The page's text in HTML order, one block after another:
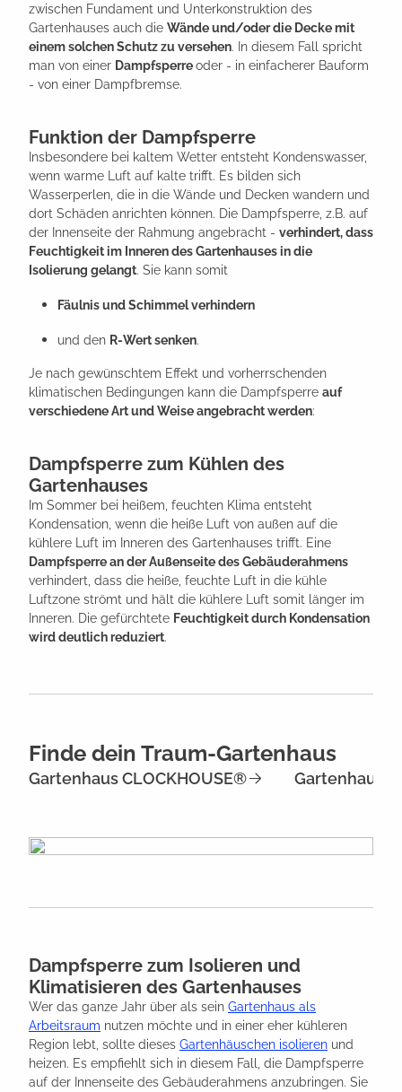
zwischen Fundament und Unterkonstruktion des
Gartenhauses auch die Wände und/oder die Decke mit
einem solchen Schutz zu versehen. In diesem Fall spricht
man von einer Dampfsperreoder - in einfacherer Bauform
- von einer Dampfbremse.
Funktion der Dampfsperre
Insbesondere bei kaltem Wetter entsteht Kondenswasser,
wenn warme Luft auf kalte trifft. Es bilden sich
Wasserperlen, die in die Wände und Decken wandern und
dort Schäden anrichten können. Die Dampfsperre, z.B. auf
der Innenseite der Rahmung angebracht - verhindert, dass
Feuchtigkeit im Inneren des Gartenhauses in die
Isolierung gelangt. Sie kann somit
Fäulnis und Schimmel verhindern
und den R-Wert senken.
Je nach gewünschtem Effekt und vorherrschenden
klimatischen Bedingungen kann die Dampfsperre auf
verschiedene Art und Weise angebracht werden:
Dampfsperre zum Kühlen des
Gartenhauses
Im Sommer bei heißem, feuchten Klima entsteht
Kondensation, wenn die heiße Luft von außen auf die
kühlere Luft im Inneren des Gartenhauses trifft. Eine
Dampfsperre an der Außenseite des Gebäuderahmens
verhindert, dass die heiße, feuchte Luft in die kühle
Luftzone strömt und hält die kühlere Luft somit länger im
Inneren. Die gefürchtete Feuchtigkeit durch Kondensation
wird deutlich reduziert.
Finde dein Traum-Gartenhaus
Gartenhaus CLOCKHOUSE® Gartenhaus
Dampfsperre zum Isolieren und
Klimatisieren des Gartenhauses
Wer das ganze Jahr über als sein Gartenhaus als
Arbeitsraum nutzen möchte und in einer eher kühleren
Region lebt, sollte dieses Gartenhäuschen isolieren und
heizen. Es empfiehlt sich in diesem Fall, die Dampfsperre
auf der Innenseite des Gebäuderahmens anzubringen. Sie